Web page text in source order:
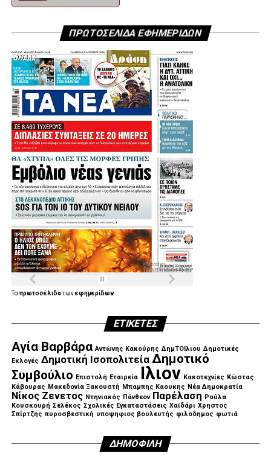
ΠΡΩΤΟΣΕΛΙΔΑ ΕΦΗΜΕΡΙΔΩΝ
Ταπρωτοσέλιδατωνεφημερίδων
ΕΤΙΚΈΤΕΣ
Αγία Βαρβάρα Αντώνης Κακούρης ΔημΤΟΙλιου Δημοτικές
Εκλογές Δημοτική Ισοπολιτεία Δημοτικό
Συμβούλιο Επιστολή Εταιρεία Ιλιον Κακοτεχνίες Κώστας
Κάβουρας Μακεδονία Ξακουστή Μπαμπης Καουκης Νέα Δημοκρατία
Νίκος Ζενετος Ντηνιακός Πάνθεον Παρέλαση Ρούλα
Κουσκουρή Σελέκος Σχολικές Εγκαταστάσεις Χαϊδάρι Χρηστος
Σπίρτζης πυροσβεστική υποψηφιος βουλευτής φιλοδημος φωτιά
ΔΗΜΟΦΙΛΉ